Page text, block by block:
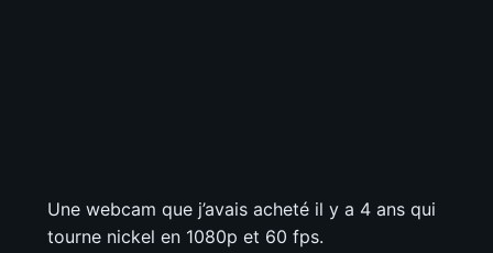
Une webcam que j’avais acheté il y a 4 ans qui
tourne nickel en 1080p et 60 fps.